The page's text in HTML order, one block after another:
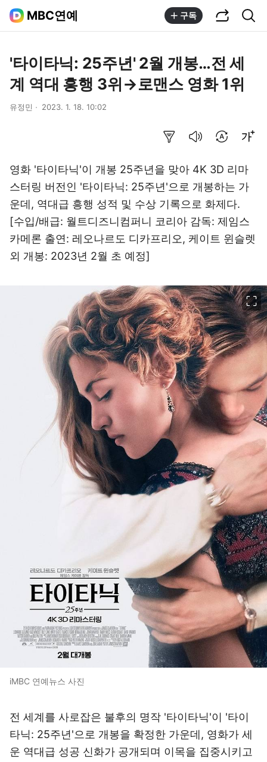
MBC연예 구독
'타이타닉: 25주년' 2월 개봉…전 세
계 역대 흥행 3위→로맨스 영화 1위
유정민 2023. 1. 18. 10:02
영화 '타이타닉'이 개봉 25주년을 맞아 4K 3D 리마
스터링 버전인 '타이타닉: 25주년'으로 개봉하는 가
운데, 역대급 흥행 성적 및 수상 기록으로 화제다.
[수입/배급: 월트디즈니컴퍼니 코리아 감독: 제임스
카메론 출연: 레오나르도 디카프리오, 케이트 윈슬렛
외 개봉: 2023년 2월 초 예정]
iMBC 연예뉴스 사진
전 세계를 사로잡은 불후의 명작 '타이타닉'이 '타이
타닉: 25주년'으로 개봉을 확정한 가운데, 영화가 세
운 역대급 성공 신화가 공개되며 이목을 집중시키고